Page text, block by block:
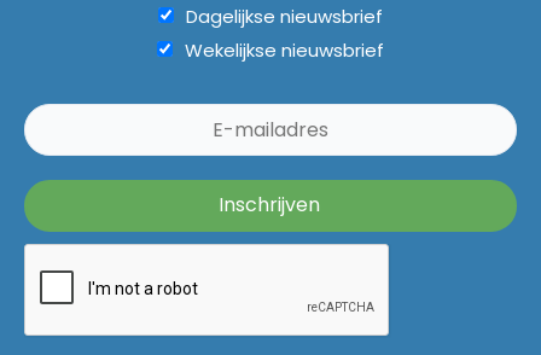
Dagelijkse nieuwsbrief
Wekelijkse nieuwsbrief